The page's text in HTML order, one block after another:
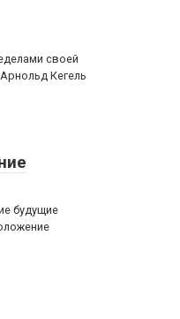
своей
Кегель
будущие